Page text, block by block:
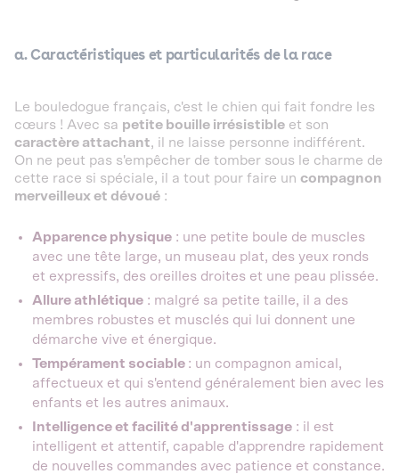
a. Caractéristiques et particularités de la race
Le bouledogue français, c'est le chien qui fait fondre les
cœurs ! Avec sa petite bouille irrésistible et son
caractère attachant, il ne laisse personne indifférent.
On ne peut pas s'empêcher de tomber sous le charme de
cette race si spéciale, il a tout pour faire un compagnon
merveilleux et dévoué :
Apparence physique : une petite boule de muscles
avec une tête large, un museau plat, des yeux ronds
et expressifs, des oreilles droites et une peau plissée.
Allure athlétique : malgré sa petite taille, il a des
membres robustes et musclés qui lui donnent une
démarche vive et énergique.
Tempérament sociable : un compagnon amical,
affectueux et qui s'entend généralement bien avec les
enfants et les autres animaux.
Intelligence et facilité d'apprentissage : il est
intelligent et attentif, capable d'apprendre rapidement
de nouvelles commandes avec patience et constance.